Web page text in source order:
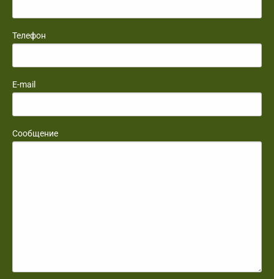
Телефон
E-mail
Сообщение